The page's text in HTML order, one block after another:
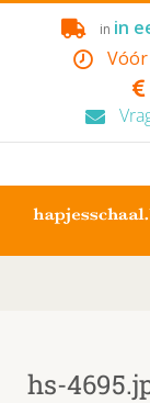
in in
hs-